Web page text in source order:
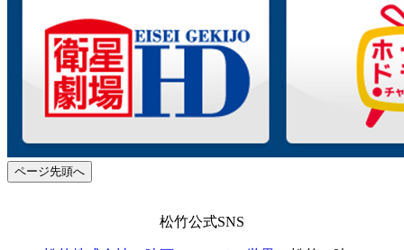
ページ先頭へ
松竹公式SNS